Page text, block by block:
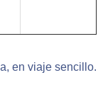
en viaje sencillo.